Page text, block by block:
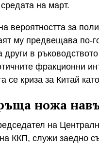
на март.
вероятността за
му предвещава по-
други в
фракционни
се криза за Китай
ножа
на
ККП, служи заедно